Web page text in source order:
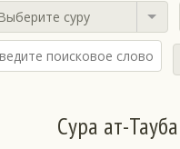
Выберите суру
Сура ат-Тауба